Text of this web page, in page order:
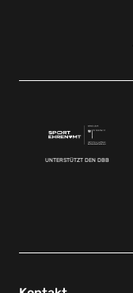
UNTERSTÜTZT DEN DBB